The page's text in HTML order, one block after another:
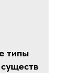
типы